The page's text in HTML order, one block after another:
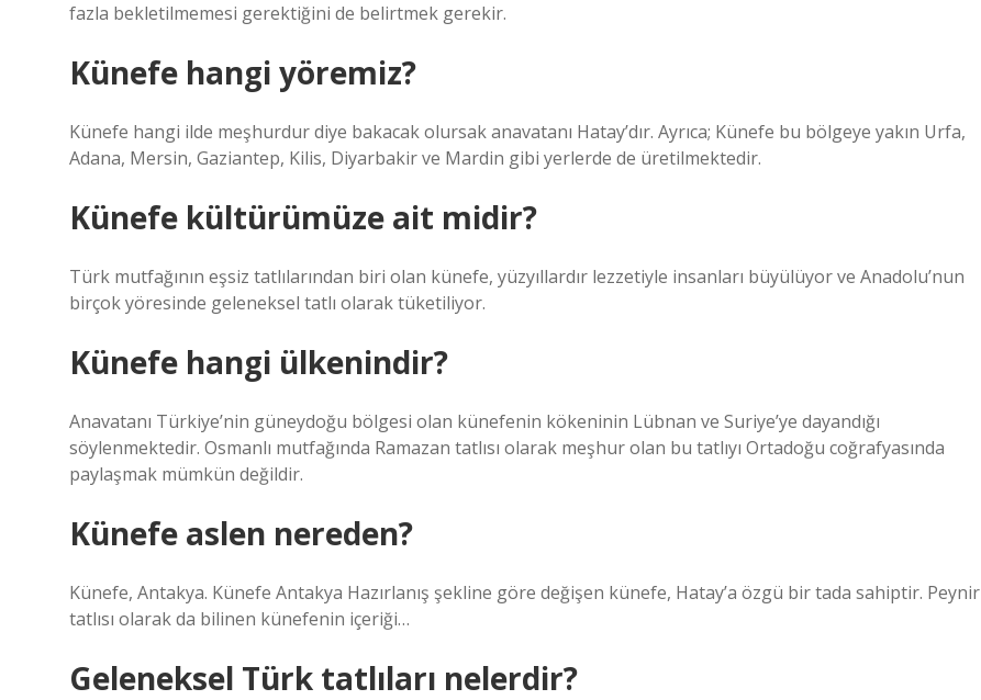
fazla bekletilmemesi gerektiğini de belirtmek gerekir.
Künefe hangi yöremiz?
Künefe hangi ilde meşhurdur diye bakacak olursak anavatanı Hatay’dır. Ayrıca; Künefe bu bölgeye yakın Urfa,
Adana, Mersin, Gaziantep, Kilis, Diyarbakir ve Mardin gibi yerlerde de üretilmektedir.
Künefe kültürümüze ait midir?
Türk mutfağının eşsiz tatlılarından biri olan künefe, yüzyıllardır lezzetiyle insanları büyülüyor ve Anadolu’nun
birçok yöresinde geleneksel tatlı olarak tüketiliyor.
Künefe hangi ülkenindir?
Anavatanı Türkiye’nin güneydoğu bölgesi olan künefenin kökeninin Lübnan ve Suriye’ye dayandığı
söylenmektedir. Osmanlı mutfağında Ramazan tatlısı olarak meşhur olan bu tatlıyı Ortadoğu coğrafyasında
paylaşmak mümkün değildir.
Künefe aslen nereden?
Künefe, Antakya. Künefe Antakya Hazırlanış şekline göre değişen künefe, Hatay’a özgü bir tada sahiptir. Peynir
tatlısı olarak da bilinen künefenin içeriği…
Geleneksel Türk tatlıları nelerdir?